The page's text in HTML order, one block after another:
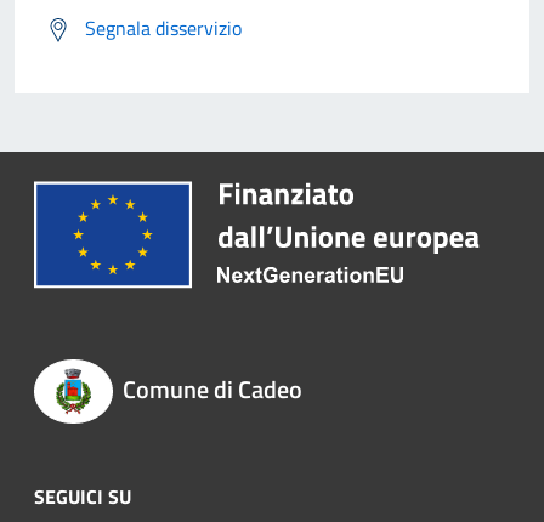
Segnala disservizio
Comune di Cadeo
SEGUICI SU